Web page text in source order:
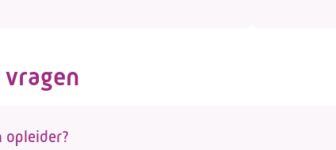
vragen
opleider?